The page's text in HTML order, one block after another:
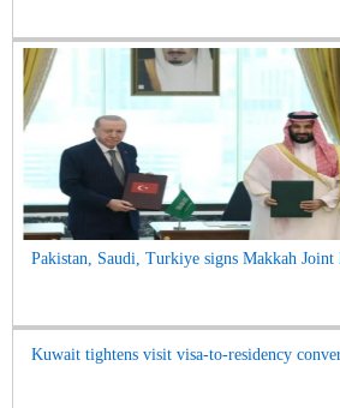
Pakistan, Saudi, Turkiye signs Makkah Joint
Kuwait tightens visit visa-to-residency